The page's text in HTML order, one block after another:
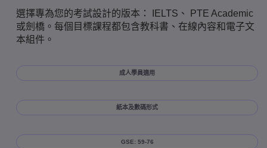
選擇專為您的考試設計的版本： IELTS、 PTE Academic
或劍橋。每個目標課程都包含教科書、在線內容和電子文
本組件。
成人學員適用
紙本及數碼形式
GSE: 59-76